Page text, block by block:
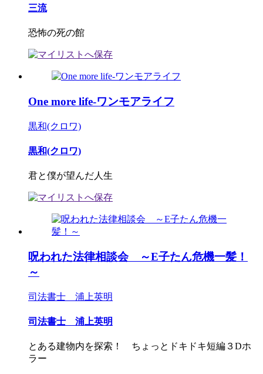
三流
恐怖の死の館
One more life-ワンモアライフ
黒和(クロワ)
黒和(クロワ)
君と僕が望んだ人生
呪われた法律相談会 ～E子たん危機一髪！
～
司法書士 浦上英明
司法書士 浦上英明
とある建物内を探索！ ちょっとドキドキ短編３Dホ
ラー